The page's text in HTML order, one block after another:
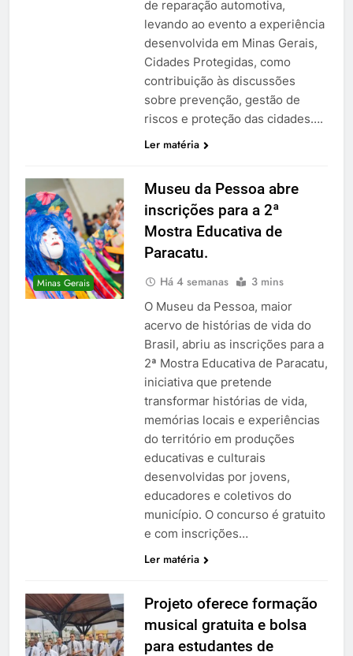
de reparação automotiva,
levando ao evento a experiência
desenvolvida em Minas Gerais,
Cidades Protegidas, como
contribuição às discussões
sobre prevenção, gestão de
riscos e proteção das cidades….
Ler matéria
Minas Gerais
Museu da Pessoa abre
inscrições para a 2ª
Mostra Educativa de
Paracatu.
Há 4 semanas 3 mins
O Museu da Pessoa, maior
acervo de histórias de vida do
Brasil, abriu as inscrições para a
2ª Mostra Educativa de Paracatu,
iniciativa que pretende
transformar histórias de vida,
memórias locais e experiências
do território em produções
educativas e culturais
desenvolvidas por jovens,
educadores e coletivos do
município. O concurso é gratuito
e com inscrições…
Ler matéria
Projeto oferece formação
musical gratuita e bolsa
para estudantes de